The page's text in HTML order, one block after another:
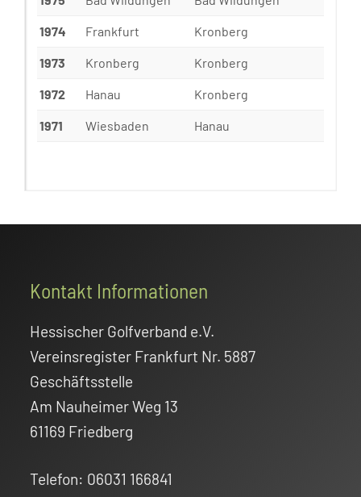
1974 Frankfurt Kronberg
1973 Kronberg Kronberg
1972 Hanau Kronberg
1971 Wiesbaden Hanau
FooterKontakt Informationen
Hessischer Golfverband e.V.
Vereinsregister Frankfurt Nr. 5887
Geschäftsstelle
Am Nauheimer Weg 13
61169 Friedberg
Telefon: 06031 166841